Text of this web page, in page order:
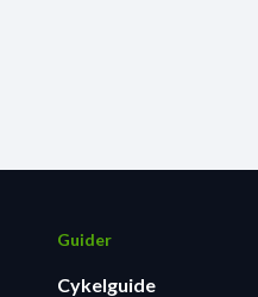
Guider
Cykelguide